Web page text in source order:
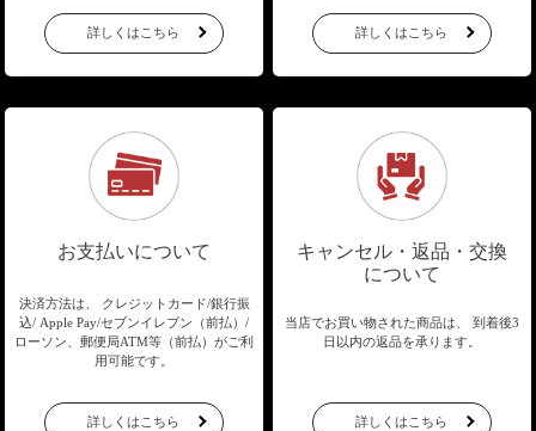
詳しくはこちら 詳しくはこちら
お支払いについて
決済方法は、 クレジットカード/銀行振
込/ Apple Pay/セブンイレブン（前払）/
ローソン、郵便局ATM等（前払）がご利
用可能です。
詳しくはこちら
キャンセル・返品・交換
について
当店でお買い物された商品は、
到着後3
日以内の返品を承ります。
詳しくはこちら